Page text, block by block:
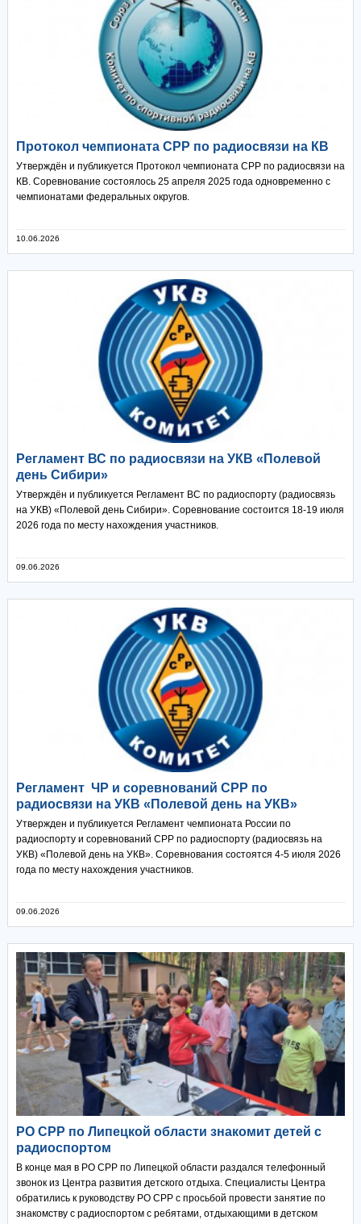
Протокол чемпионата СРР по радиосвязи на КВ
Утверждён и публикуется Протокол чемпионата СРР по радиосвязи на
КВ. Соревнование состоялось 25 апреля 2025 года одновременно с
чемпионатами федеральных округов.
10.06.2026
Регламент ВС по радиосвязи на УКВ «Полевой
день Сибири»
Утверждён и публикуется Регламент ВС по радиоспорту (радиосвязь
на УКВ) «Полевой день Сибири». Соревнование состоится 18-19 июля
2026 года по месту нахождения участников.
09.06.2026
Регламент ЧР и соревнований СРР по
радиосвязи на УКВ «Полевой день на УКВ»
Утвержден и публикуется Регламент чемпионата России по
радиоспорту и соревнований СРР по радиоспорту (радиосвязь на
УКВ) «Полевой день на УКВ». Соревнования состоятся 4-5 июля 2026
года по месту нахождения участников.
09.06.2026
РО СРР по Липецкой области знакомит детей с
радиоспортом
В конце мая в РО СРР по Липецкой области раздался телефонный
звонок из Центра развития детского отдыха. Специалисты Центра
обратились к руководству РО СРР с просьбой провести занятие по
знакомству с радиоспортом с ребятами, отдыхающими в детском